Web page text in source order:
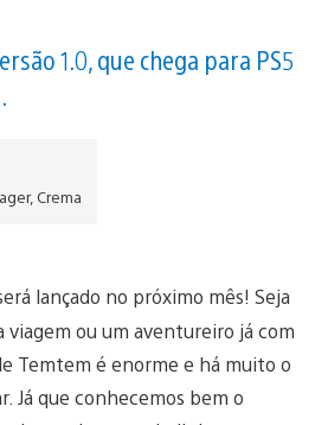
1.0, que chega para PS5
Crema
lançado no próximo mês! Seja
viagem ou um aventureiro já com
Temtem é enorme e há muito o
Já que conhecemos bem o